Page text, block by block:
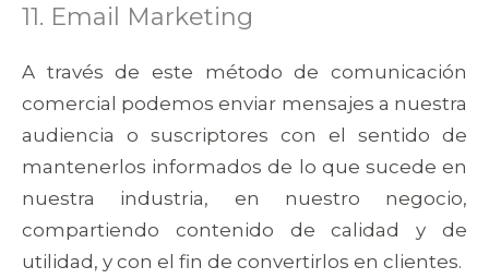
11. Email Marketing
A través de este método de comunicación
comercial podemos enviar mensajes a nuestra
audiencia o suscriptores con el sentido de
mantenerlos informados de lo que sucede en
nuestra industria, en nuestro negocio,
compartiendo contenido de calidad y de
utilidad, y con el fin de convertirlos en clientes.